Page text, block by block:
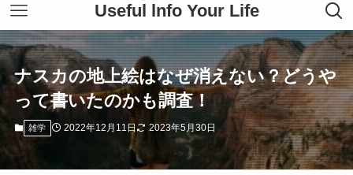
Useful lnfo Your Life
ナスカの地上絵はなぜ消えない？どうや
って書いたのかも調査！
雑学 2022年12月11日 2023年5月30日